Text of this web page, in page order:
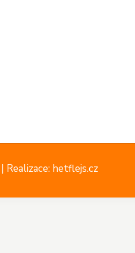
Realizace: hetflejs.cz